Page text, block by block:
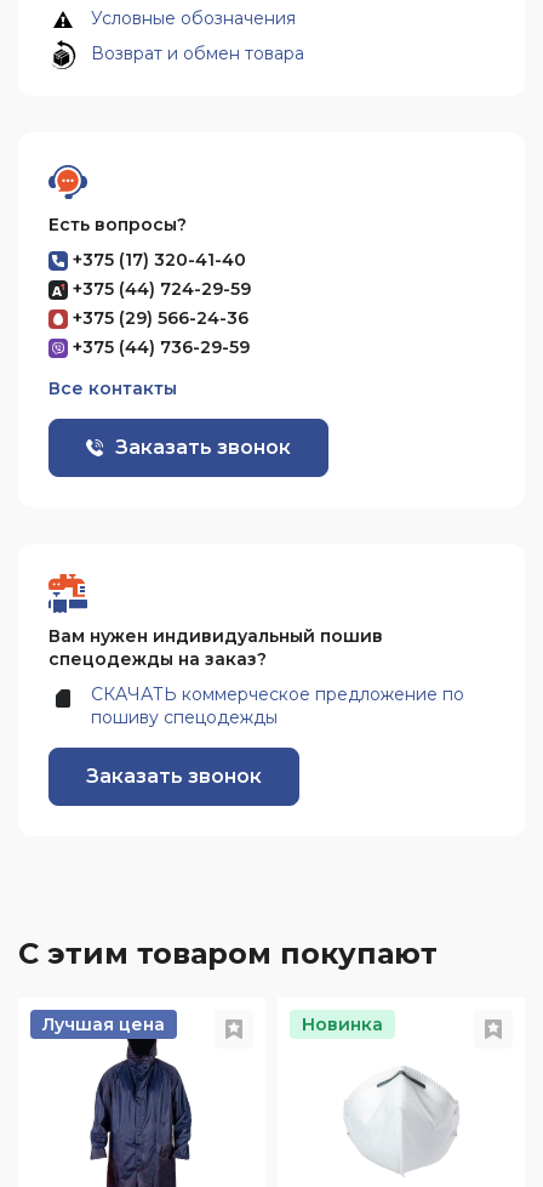
Условные обозначения
Возврат и обмен товара
Есть вопросы?
+375 (17) 320-41-40
+375 (44) 724-29-59
+375 (29) 566-24-36
+375 (44) 736-29-59
Все контакты
Заказать звонок
Вам нужен индивидуальный пошив
спецодежды на заказ?
СКАЧАТЬ коммерческое предложение по
пошиву спецодежды
Заказать звонок
С этим товаром покупают
Лучшая цена Новинка